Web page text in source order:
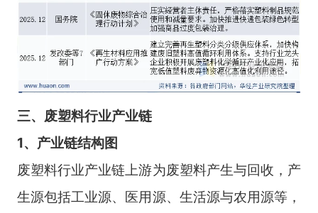
三、 废塑料行业产业链
1、产业链结构图
废塑料行业产业链上游为废塑料产生与回收，产
生源包括工业源、医用源、生活源与农用源等，